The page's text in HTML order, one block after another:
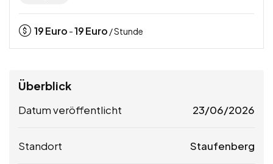
19Euro -19Euro / Stunde
Überblick
Datum veröffentlicht 23/06/2026
Standort Staufenberg